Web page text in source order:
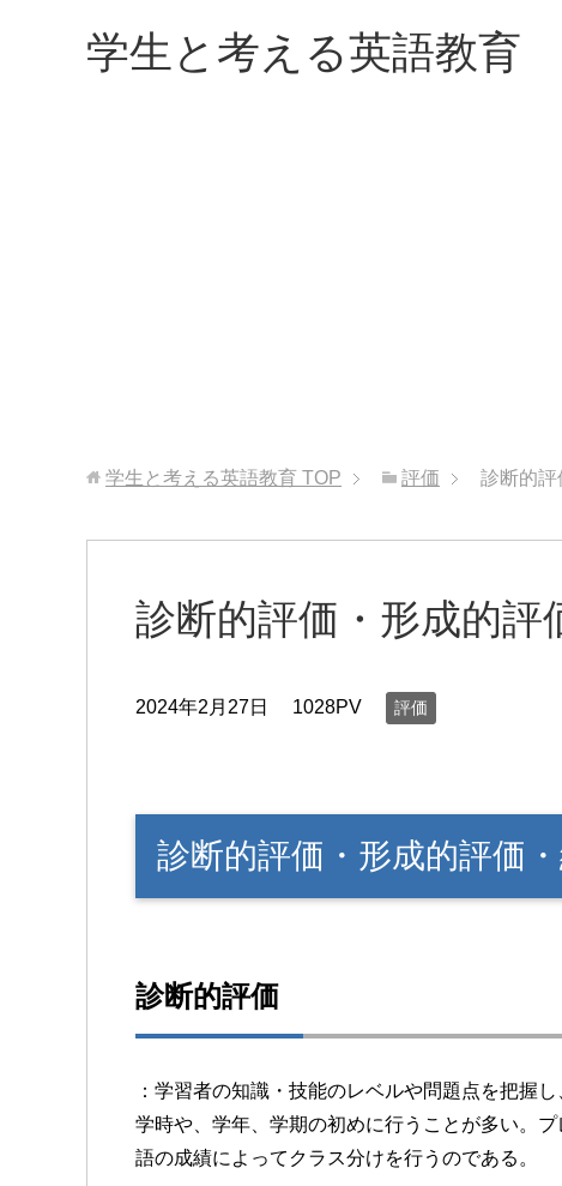
学生と考える英語教育
学生と考える英語教育 TOP 評価 診断的評
診断的評価・形成的評
2024年2月27日 1028PV 評価
診断的評価・形成的評価
診断的評価
：学習者の知識・技能のレベルや問題点を把握
学時や、学年、学期の初めに行うことが多い。
語の成績によってクラス分けを行うのである。